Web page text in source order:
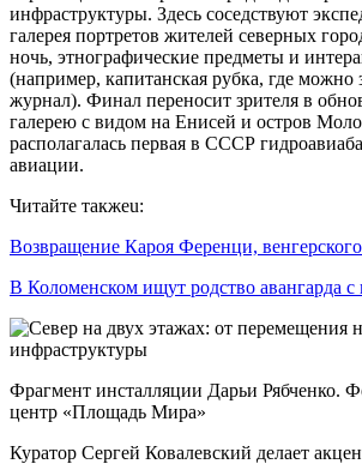
инфраструктуры. Здесь соседствуют
галерея портретов жителей северных
ночь, этнографические предметы и
(например, капитанская рубка, где можно
журнал). Финал переносит зрителя в
галерею с видом на Енисей и остров
располагалась первая в СССР
авиации.
Читайте такжеu:
Возвращение Кароя Ференци,
В Коломенском ищут родство авангарда с
Фрагмент инсталляции Дарьи Рябченко.
центр «Площадь Мира»
Куратор Сергей Ковалевский делает